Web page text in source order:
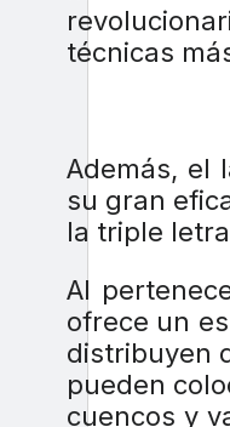
técnicas
Además, el
su gran
la triple
Al
ofrece un
distribuyen
pueden
cuencos y